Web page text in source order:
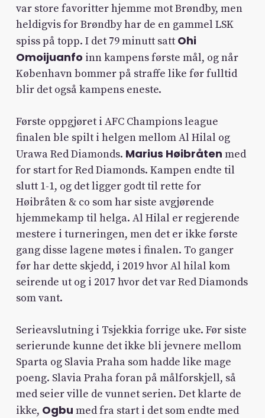
var store favoritter hjemme mot Brøndby, men
heldigvis for Brøndby har de en gammel LSK
spiss på topp. I det 79 minutt satt Ohi
Omoijuanfo inn kampens første mål, og når
København bommer på straffe like før fulltid
blir det også kampens eneste.
Første oppgjøret i AFC Champions league
finalen ble spilt i helgen mellom Al Hilal og
Urawa Red Diamonds. Marius Høibråten med
for start for Red Diamonds. Kampen endte til
slutt 1-1, og det ligger godt til rette for
Høibråten & co som har siste avgjørende
hjemmekamp til helga. Al Hilal er regjerende
mestere i turneringen, men det er ikke første
gang disse lagene møtes i finalen. To ganger
før har dette skjedd, i 2019 hvor Al hilal kom
seirende ut og i 2017 hvor det var Red Diamonds
som vant.
Serieavslutning i Tsjekkia forrige uke. Før siste
serierunde kunne det ikke bli jevnere mellom
Sparta og Slavia Praha som hadde like mage
poeng. Slavia Praha foran på målforskjell, så
med seier ville de vunnet serien. Det klarte de
ikke, Ogbu med fra start i det som endte med